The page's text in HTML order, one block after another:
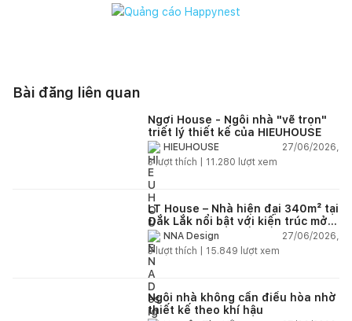
Bài đăng liên quan
Ngơi House - Ngôi nhà "vẽ trọn"
triết lý thiết kế của HIEUHOUSE
HIEUHOUSE
27/06/2026,
3lượt thích | 11.280 lượt xem
LT House – Nhà hiện đại 340m² tại
Đắk Lắk nổi bật với kiến trúc mở
và hệ sân vườn kết nối thiên
nhiên
NNA Design
27/06/2026,
3lượt thích | 15.849 lượt xem
Ngôi nhà không cần điều hòa nhờ
thiết kế theo khí hậu